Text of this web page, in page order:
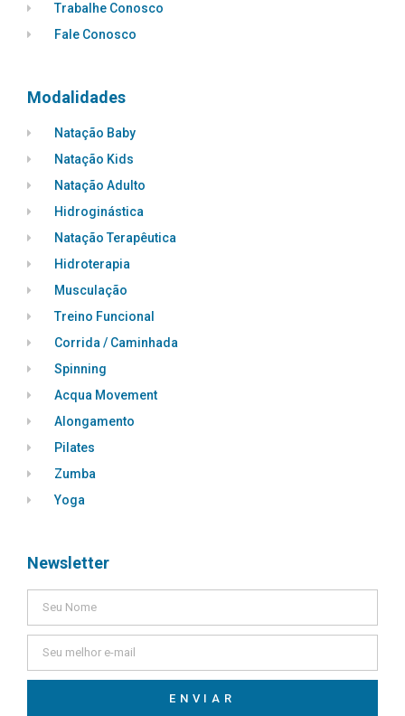
Trabalhe Conosco
Fale Conosco
Modalidades
Natação Baby
Natação Kids
Natação Adulto
Hidroginástica
Natação Terapêutica
Hidroterapia
Musculação
Treino Funcional
Corrida / Caminhada
Spinning
Acqua Movement
Alongamento
Pilates
Zumba
Yoga
Newsletter
ENVIAR